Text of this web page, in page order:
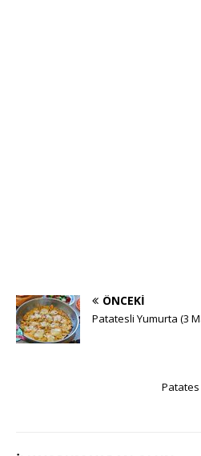
ÖNCEKI
Patatesli Yumurta (3
Patates